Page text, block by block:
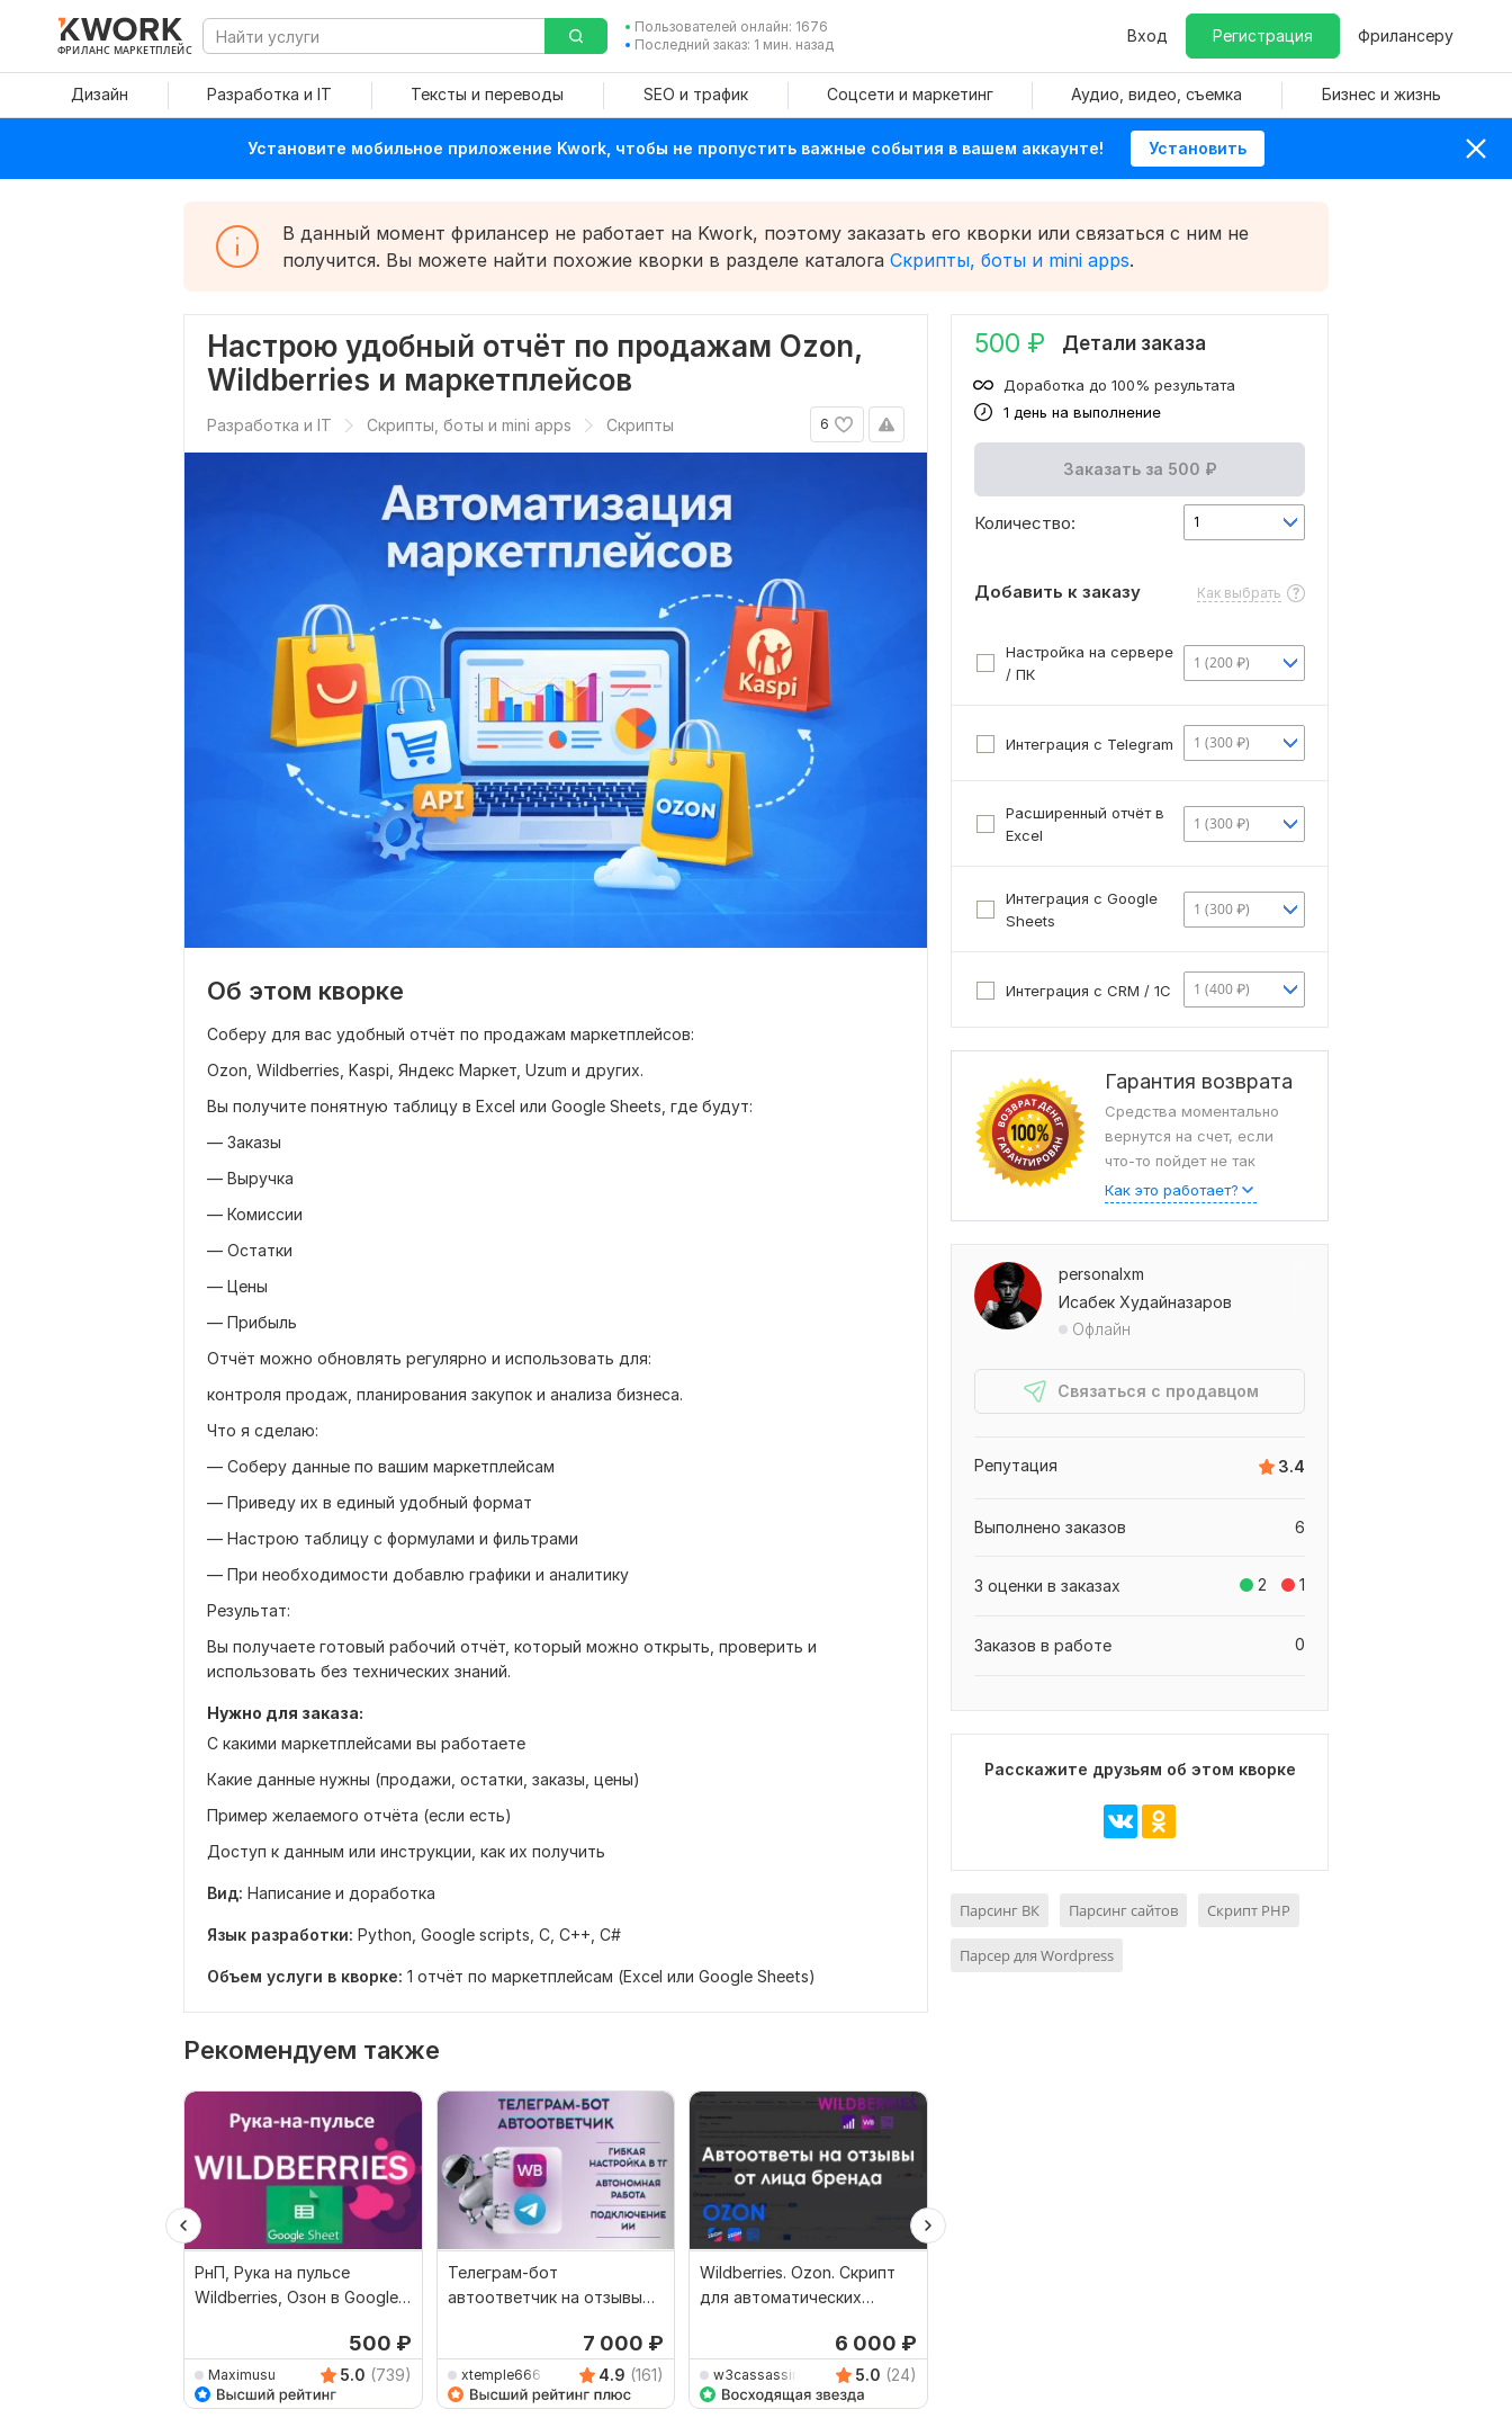
ФРИЛАНС МАРКЕТПЛЕЙС
Пользователей онлайн: 1676
Последний заказ: 1 мин. назад
Вход Регистрация Фрилансеру
Дизайн Разработка и IT Тексты и переводы SEO и трафик Соцсети и маркетинг Аудио, видео, съемка Бизнес и жизнь
Установите мобильное приложение Kwork, чтобы не пропустить важные события в вашем аккаунте! Установить
В данный момент фрилансер не работает на Kwork, поэтому заказать его кворки или связаться с ним не
получится. Вы можете найти похожие кворки в разделе каталога Скрипты, боты и mini apps.
Настрою удобный отчёт по продажам Ozon,
Wildberries и маркетплейсов
6
Разработка и IT Скрипты, боты и mini apps Скрипты
Об этом кворке
Соберу для вас удобный отчёт по продажам маркетплейсов:
Ozon, Wildberries, Kaspi, Яндекс Маркет, Uzum и других.
Вы получите понятную таблицу в Excel или Google Sheets, где будут:
— Заказы
— Выручка
— Комиссии
— Остатки
— Цены
— Прибыль
Отчёт можно обновлять регулярно и использовать для:
контроля продаж, планирования закупок и анализа бизнеса.
Что я сделаю:
— Соберу данные по вашим маркетплейсам
— Приведу их в единый удобный формат
— Настрою таблицу с формулами и фильтрами
— При необходимости добавлю графики и аналитику
Результат:
Вы получаете готовый рабочий отчёт, который можно открыть, проверить и
использовать без технических знаний.
Нужно для заказа:
С какими маркетплейсами вы работаете
Какие данные нужны (продажи, остатки, заказы, цены)
Пример желаемого отчёта (если есть)
Доступ к данным или инструкции, как их получить
Вид: Написание и доработка
Язык разработки: Python, Google scripts, C, C++, C#
Объем услуги в кворке: 1 отчёт по маркетплейсам (Excel или Google Sheets)
Рекомендуем также
РнП, Рука на пульсе
Wildberries, Озон в Google-
500 ₽
Maximusu 5.0 (739)
Телеграм-бот
автоответчик на отзывы
7 000 ₽
xtemple666 4.9 (161)
Wildberries. Ozon. Скрипт
для автоматических
6 000 ₽
w3cassassin 5.0 (24)
500 ₽ Детали заказа
1 день на выполнение
Доработка до 100% результата
Заказать за 500 ₽
Количество: 1
Добавить к заказу Как выбрать
Настройка на сервере
/ ПК
1 (200 ₽)
Интеграция с Telegram 1 (300 ₽)
Расширенный отчёт в
Excel
1 (300 ₽)
Интеграция с Google
Sheets
1 (300 ₽)
Интеграция с CRM / 1С 1 (400 ₽)
Гарантия возврата
Средства моментально
вернутся на счет, если
что-то пойдет не так
Как это работает?
personalxm
Исабек Худайназаров
Офлайн
Связаться с продавцом
3.4
Репутация
6
Выполнено заказов
2 1
3 оценки в заказах
0
Заказов в работе
Расскажите друзьям об этом кворке
Парсинг ВК Парсинг сайтов Скрипт PHP
Парсер для Wordpress